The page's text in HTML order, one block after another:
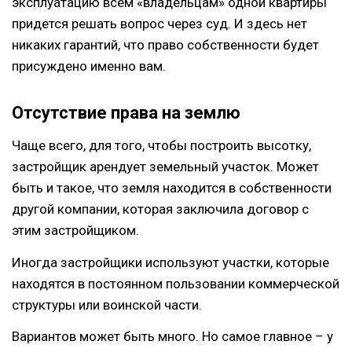
придется решать вопрос через суд. И здесь нет
никаких гарантий, что право собственности будет
присуждено именно вам.
Отсутствие права на землю
Чаще всего, для того, чтобы построить высотку,
застройщик арендует земельный участок. Может
быть и такое, что земля находится в собственности
другой компании, которая заключила договор с
этим застройщиком.
Иногда застройщики используют участки, которые
находятся в постоянном пользовании коммерческой
структуры или воинской части.
Вариантов может быть много. Но самое главное – у